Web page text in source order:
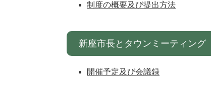
制度の概要及び提出方法
新座市長とタウンミーティング
開催予定及び会議録